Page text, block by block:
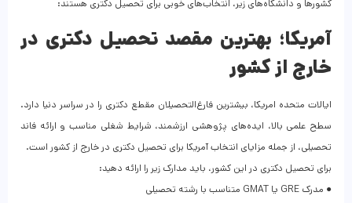
کشورها و دانشگاه‌های زیر، انتخاب‌های خوبی برای تحصیل دکتری هستند:
آمریکا؛ بهترین مقصد تحصیل دکتری در
خارج از کشور
ایالات متحده امریکا، بیشترین فارغ‌التحصیلان مقطع دکتری را در سراسر دنیا دارد.
سطح علمی بالا، ایده‌های پژوهشی ارزشمند، شرایط شغلی مناسب و ارائه فاند
تحصیلی، از جمله مزایای انتخاب آمریکا برای تحصیل دکتری در خارج از کشور است.
برای تحصیل دکتری در این کشور، باید مدارک زیر را ارائه دهید:
● مدرک GRE یا GMAT متناسب با رشته تحصیلی